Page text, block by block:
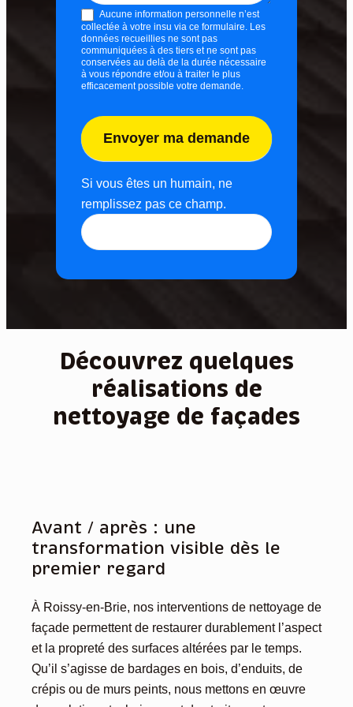
r
v
i
c
Aucune information personnelle n’est
collectée à votre insu via ce formulaire. Les
données recueillies ne sont pas
communiquées à des tiers et ne sont pas
conservées au delà de la durée nécessaire
à vous répondre et/ou à traiter le plus
efficacement possible votre demande.
Envoyer ma demande
Si vous êtes un humain, ne
remplissez pas ce champ.
Découvrez quelques
réalisations de
nettoyage de façades
Avant / après : une
transformation visible dès le
premier regard
À Roissy-en-Brie, nos interventions de nettoyage de
façade permettent de restaurer durablement l’aspect
et la propreté des surfaces altérées par le temps.
Qu’il s’agisse de bardages en bois, d’enduits, de
crépis ou de murs peints, nous mettons en œuvre